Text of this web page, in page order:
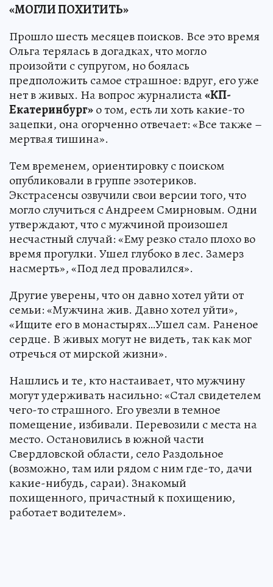
«МОГЛИ ПОХИТИТЬ»
Прошло шесть месяцев поисков. Все это время
Ольга терялась в догадках, что могло
произойти с супругом, но боялась
предположить самое страшное: вдруг, его уже
нет в живых. На вопрос журналиста«КП-
Екатеринбург»о том, есть ли хоть какие-то
зацепки, она огорченно отвечает: «Все также –
мертвая тишина».
Тем временем, ориентировку с поиском
опубликовали в группе эзотериков.
Экстрасенсы озвучили свои версии того, что
могло случиться с Андреем Смирновым. Одни
утверждают, что с мужчиной произошел
несчастный случай: «Ему резко стало плохо во
время прогулки. Ушел глубоко в лес. Замерз
насмерть», «Под лед провалился».
Другие уверены, что он давно хотел уйти от
семьи: «Мужчина жив. Давно хотел уйти»,
«Ищите его в монастырях…Ушел сам. Раненое
сердце. В живых могут не видеть, так как мог
отречься от мирской жизни».
Нашлись и те, кто настаивает, что мужчину
могут удерживать насильно: «Стал свидетелем
чего-то страшного. Его увезли в темное
помещение, избивали. Перевозили с места на
место. Остановились в южной части
Свердловской области, село Раздольное
(возможно, там или рядом с ним где-то, дачи
какие-нибудь, сараи). Знакомый
похищенного, причастный к похищению,
работает водителем».